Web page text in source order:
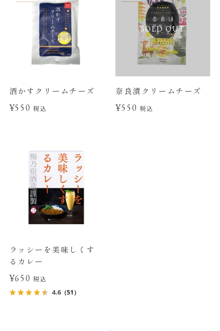
酒かすクリームチーズ
¥550税込
SOLD OUT
奈良漬クリームチーズ
¥550税込
ラッシーを美味しくす
るカレー
¥650税込
4.6（51）